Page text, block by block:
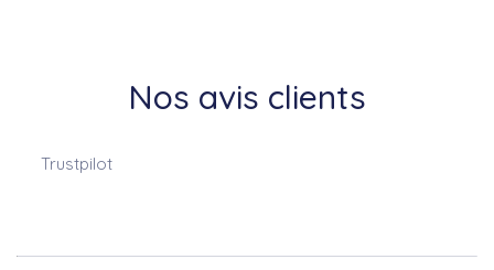
Nos avis clients
Trustpilot